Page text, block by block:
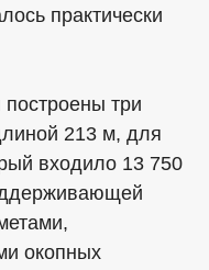
практически
три
213 м, для
входило 13 750
окопных